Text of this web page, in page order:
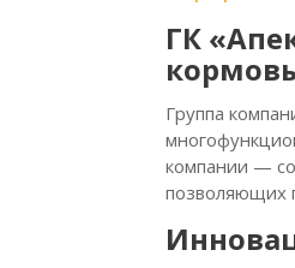
ГК
Группа
компании —
позволяющих